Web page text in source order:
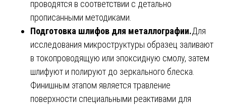
проводятся в соответствии с детально
прописанными методиками.
Подготовка шлифов для металлографии.Для
исследования микроструктуры образец заливают
в токопроводящую или эпоксидную смолу, затем
шлифуют и полируют до зеркального блеска.
Финишным этапом является травление
поверхности специальными реактивами для